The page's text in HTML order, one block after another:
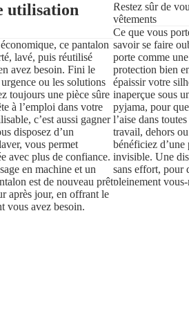
utilisation
ce pantalon
lavé, puis réutilisé
avez besoin. Fini le
ou les solutions
toujours une pièce sûre
à l’emploi dans votre
c’est aussi gagner
disposez d’un
vous permet
avec plus de confiance.
en machine et un
est de nouveau prêt
après jour, en offrant le
vous avez besoin.
Restez sûr de
vêtements
Ce que vous
savoir se faire
porte comme
protection bien
épaissir votre
inaperçue sous
pyjama, pour
l’aise dans
travail, dehors
bénéficiez d’une
invisible. Une
sans effort, pour
pleinement